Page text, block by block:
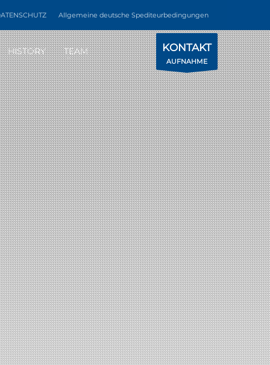
Allgemeine deutsche Spediteurbedingungen
HISTORY TEAM KONTAKT
AUFNAHME